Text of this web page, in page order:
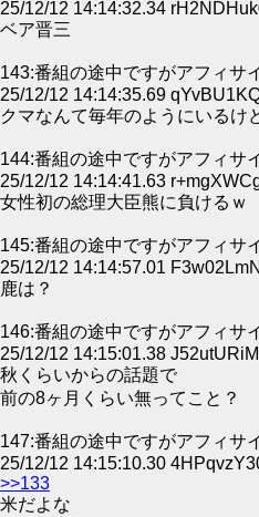
25/12/12 14:14:32.34
ベア晋三
143:番組の途中ですがアフィサ
25/12/12 14:14:35.69
クマなんて毎年のようにいるけ
144:番組の途中ですがアフィサ
25/12/12 14:14:41.63
女性初の総理大臣熊に負けるｗ
145:番組の途中ですがアフィサ
25/12/12 14:14:57.01
鹿は？
146:番組の途中ですがアフィサ
25/12/12 14:15:01.38
秋くらいからの話題で
前の8ヶ月くらい無ってこと？
147:番組の途中ですがアフィサ
25/12/12 14:15:10.30
>>133
米だよな